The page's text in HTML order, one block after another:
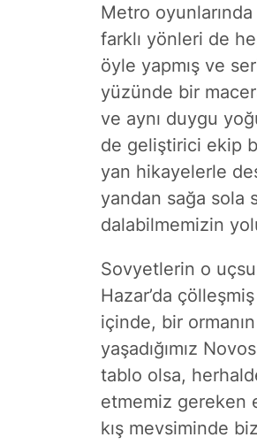
Metro
farklı yönleri de
öyle yapmış ve
yüzünde bir
ve aynı duygu
de geliştirici ekip
yan hikayelerle
yandan sağa sola
dalabilmemizin
Sovyetlerin o
Hazar’da
içinde, bir
yaşadığımız
tablo olsa,
etmemiz gereken
kış mevsiminde